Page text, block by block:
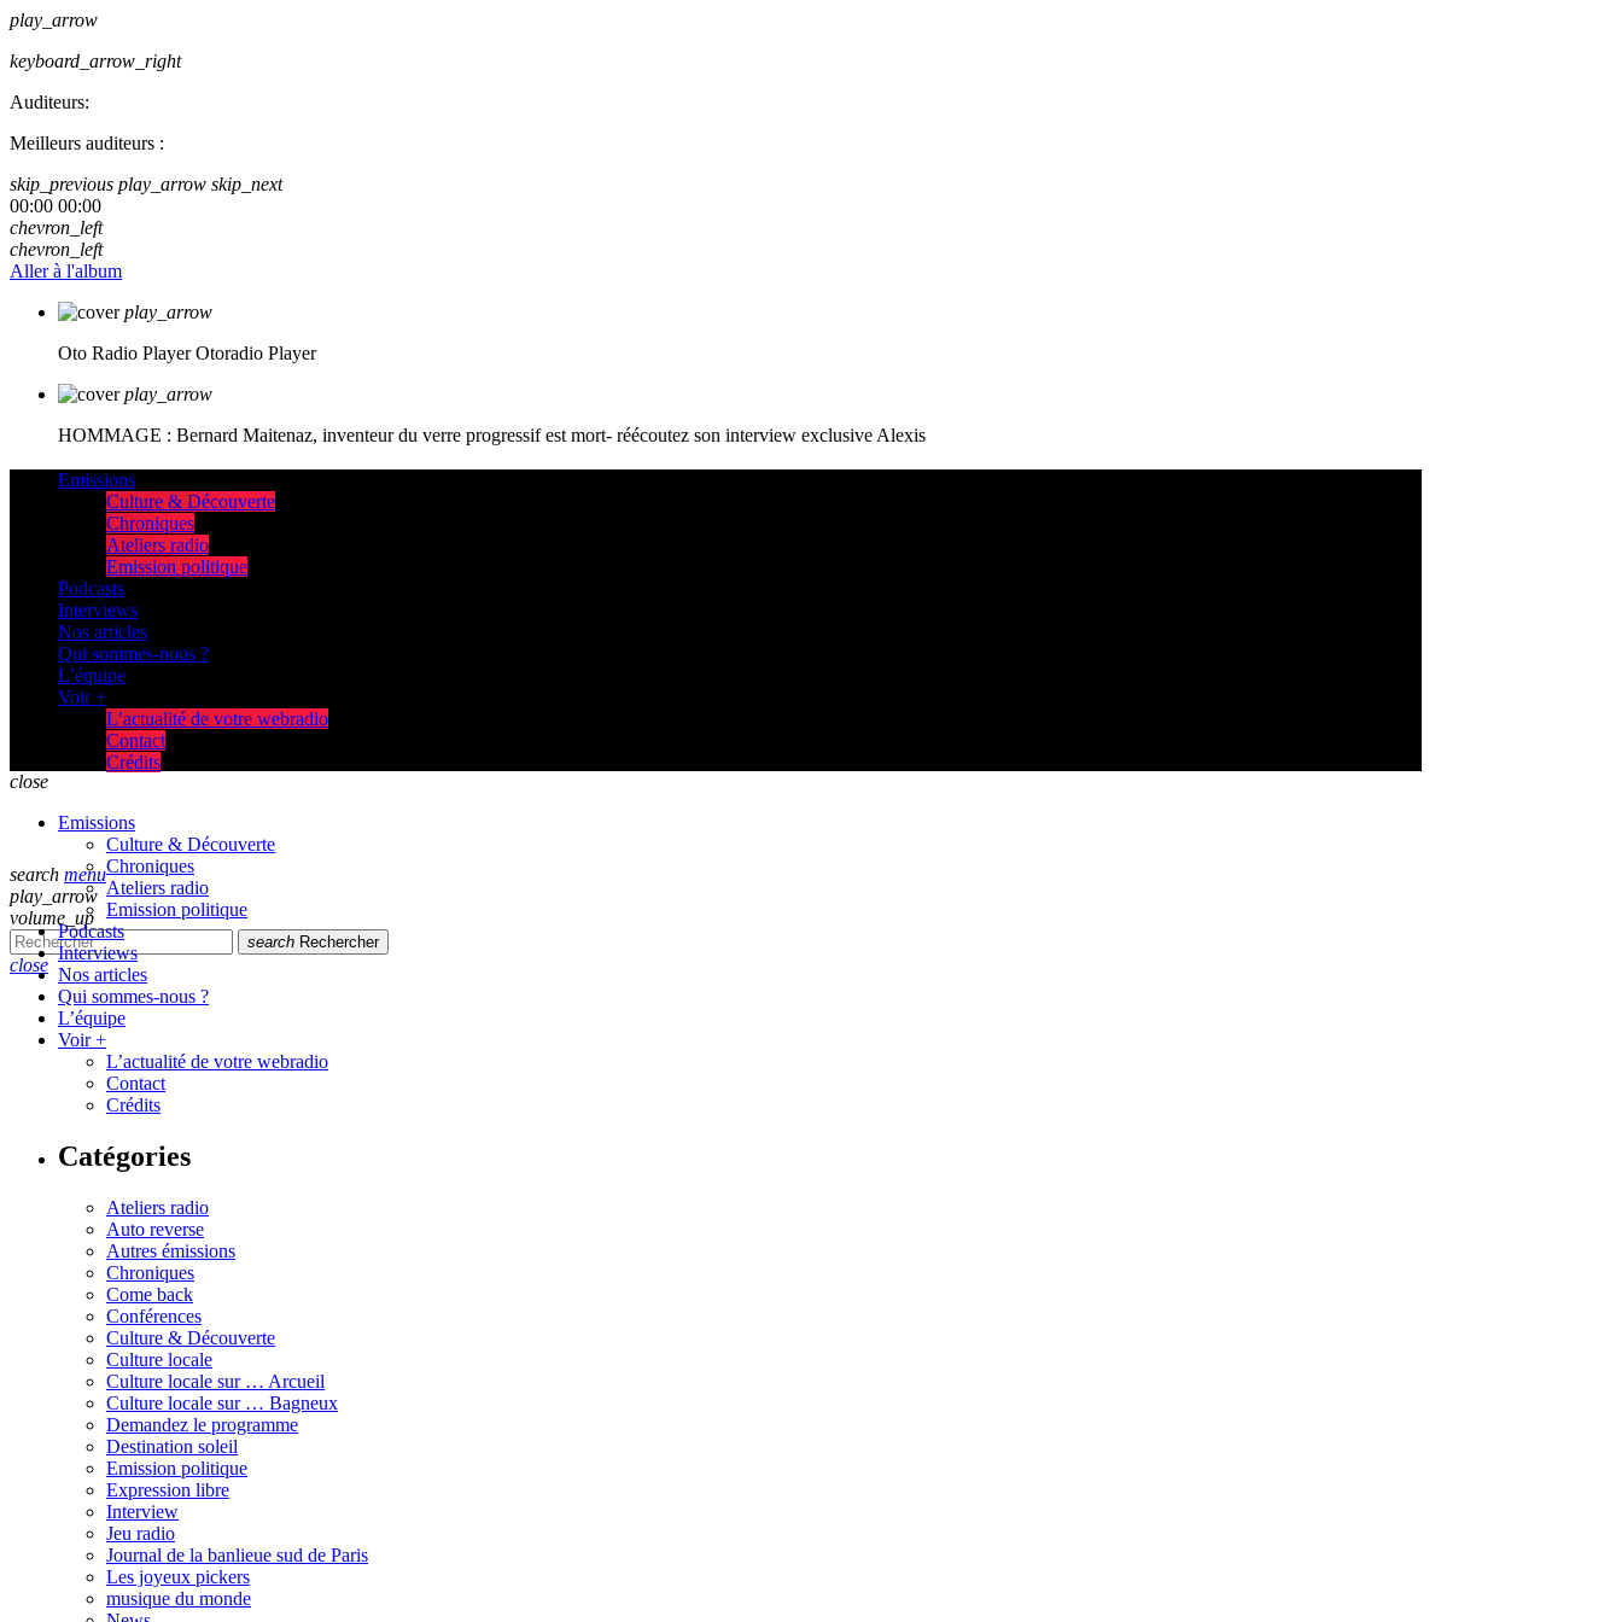
play_arrow
keyboard_arrow_right
Auditeurs:
Meilleurs auditeurs :
skip_previous play_arrow skip_next
00:00 00:00
chevron_left
chevron_left
Aller à l'album
play_arrow
Oto Radio Player Otoradio Player
play_arrow
HOMMAGE : Bernard Maitenaz, inventeur du verre progressif est mort- réécoutez son interview exclusive Alexis
Emissions
Culture & Découverte
Chroniques
Ateliers radio
Emission politique
Podcasts
Interviews
Nos articles
Qui sommes-nous ?
L’équipe
Voir +
L’actualité de votre webradio
Contact
Crédits
search menu
play_arrow
volume_up
search Rechercher
close
close
Emissions
Culture & Découverte
Chroniques
Ateliers radio
Emission politique
Podcasts
Interviews
Nos articles
Qui sommes-nous ?
L’équipe
Voir +
L’actualité de votre webradio
Contact
Crédits
Catégories
Ateliers radio
Auto reverse
Autres émissions
Chroniques
Come back
Conférences
Culture & Découverte
Culture locale
Culture locale sur … Arcueil
Culture locale sur … Bagneux
Demandez le programme
Destination soleil
Emission politique
Expression libre
Interview
Jeu radio
Journal de la banlieue sud de Paris
Les joyeux pickers
musique du monde